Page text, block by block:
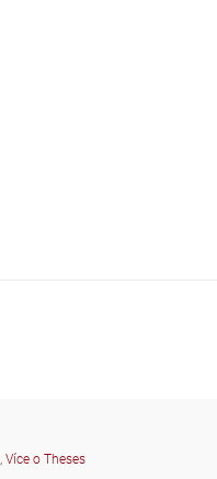
, Více o Theses